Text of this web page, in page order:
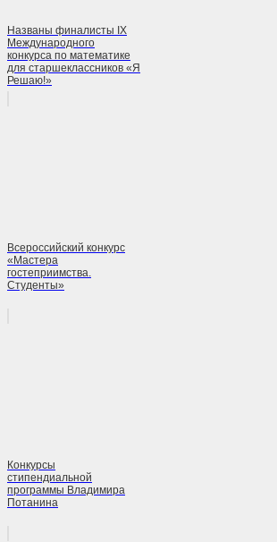
Названы финалисты IX
Международного
конкурса по математике
для старшеклассников «Я
Решаю!»
Всероссийский конкурс
«Мастера
гостеприимства.
Студенты»
Конкурсы
стипендиальной
программы Владимира
Потанина